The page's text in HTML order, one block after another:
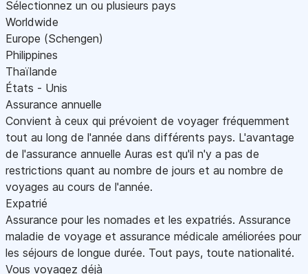
Sélectionnez un ou plusieurs pays
Worldwide
Europe (Schengen)
Philippines
Thaïlande
États - Unis
Assurance annuelle
Convient à ceux qui prévoient de voyager fréquemment
tout au long de l'année dans différents pays. L'avantage
de l'assurance annuelle Auras est qu'il n'y a pas de
restrictions quant au nombre de jours et au nombre de
voyages au cours de l'année.
Expatrié
Assurance pour les nomades et les expatriés. Assurance
maladie de voyage et assurance médicale améliorées pour
les séjours de longue durée. Tout pays, toute nationalité.
Vous voyagez déjà